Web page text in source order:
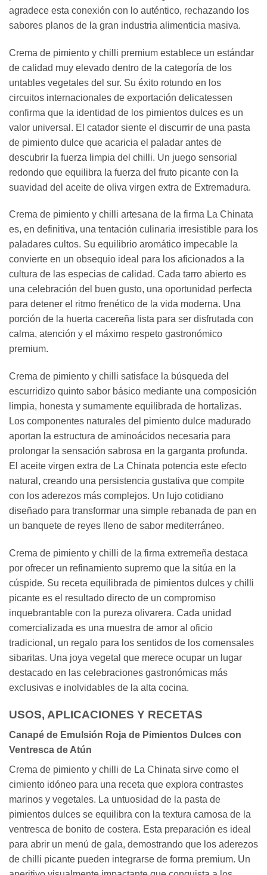
agradece esta conexión con lo auténtico, rechazando los
sabores planos de la gran industria alimenticia masiva.
Crema de pimiento y chilli premium establece un estándar
de calidad muy elevado dentro de la categoría de los
untables vegetales del sur. Su éxito rotundo en los
circuitos internacionales de exportación delicatessen
confirma que la identidad de los pimientos dulces es un
valor universal. El catador siente el discurrir de una pasta
de pimiento dulce que acaricia el paladar antes de
descubrir la fuerza limpia del chilli. Un juego sensorial
redondo que equilibra la fuerza del fruto picante con la
suavidad del aceite de oliva virgen extra de Extremadura.
Crema de pimiento y chilli artesana de la firma La Chinata
es, en definitiva, una tentación culinaria irresistible para los
paladares cultos. Su equilibrio aromático impecable la
convierte en un obsequio ideal para los aficionados a la
cultura de las especias de calidad. Cada tarro abierto es
una celebración del buen gusto, una oportunidad perfecta
para detener el ritmo frenético de la vida moderna. Una
porción de la huerta cacereña lista para ser disfrutada con
calma, atención y el máximo respeto gastronómico
premium.
Crema de pimiento y chilli satisface la búsqueda del
escurridizo quinto sabor básico mediante una composición
limpia, honesta y sumamente equilibrada de hortalizas.
Los componentes naturales del pimiento dulce madurado
aportan la estructura de aminoácidos necesaria para
prolongar la sensación sabrosa en la garganta profunda.
El aceite virgen extra de La Chinata potencia este efecto
natural, creando una persistencia gustativa que compite
con los aderezos más complejos. Un lujo cotidiano
diseñado para transformar una simple rebanada de pan en
un banquete de reyes lleno de sabor mediterráneo.
Crema de pimiento y chilli de la firma extremeña destaca
por ofrecer un refinamiento supremo que la sitúa en la
cúspide. Su receta equilibrada de pimientos dulces y chilli
picante es el resultado directo de un compromiso
inquebrantable con la pureza olivarera. Cada unidad
comercializada es una muestra de amor al oficio
tradicional, un regalo para los sentidos de los comensales
sibaritas. Una joya vegetal que merece ocupar un lugar
destacado en las celebraciones gastronómicas más
exclusivas e inolvidables de la alta cocina.
USOS, APLICACIONES Y RECETAS
Canapé de Emulsión Roja de Pimientos Dulces con
Ventresca de Atún
Crema de pimiento y chilli de La Chinata sirve como el
cimiento idóneo para una receta que explora contrastes
marinos y vegetales. La untuosidad de la pasta de
pimientos dulces se equilibra con la textura carnosa de la
ventresca de bonito de costera. Esta preparación es ideal
para abrir un menú de gala, demostrando que los aderezos
de chilli picante pueden integrarse de forma premium. Un